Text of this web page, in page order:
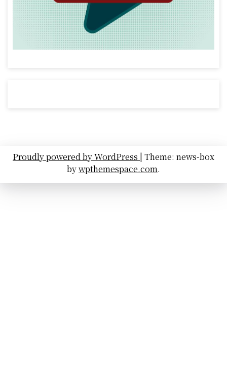
Proudly powered by WordPress | Theme: news-box
bywpthemespace.com.